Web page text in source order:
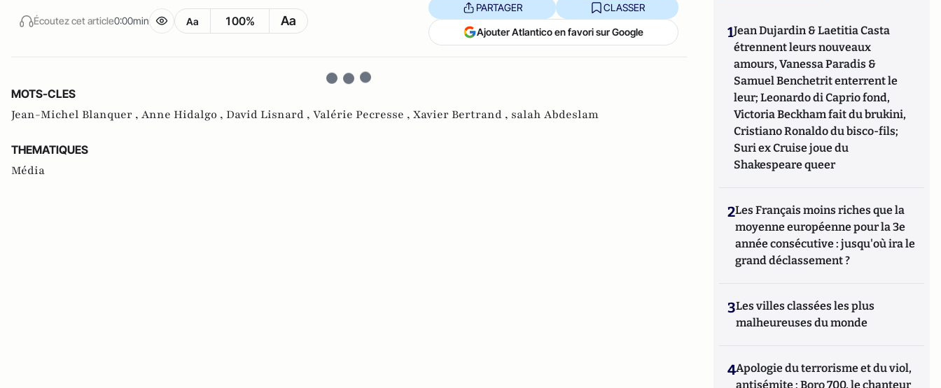
Écoutez cet article0:00min Aa 100% Aa
PARTAGER CLASSER
Ajouter Atlantico en favori sur Google
MOTS-CLES
Jean-Michel Blanquer , Anne Hidalgo , David Lisnard , Valérie Pecresse , Xavier Bertrand , salah Abdeslam
THEMATIQUES
Média
1Jean Dujardin & Laetitia Casta
étrennent leurs nouveaux
amours, Vanessa Paradis &
Samuel Benchetrit enterrent le
leur; Leonardo di Caprio fond,
Victoria Beckham fait du brukini,
Cristiano Ronaldo du bisco-fils;
Suri ex Cruise joue du
Shakespeare queer
2Les Français moins riches que la
moyenne européenne pour la 3e
année consécutive : jusqu'où ira le
grand déclassement ?
3Les villes classées les plus
malheureuses du monde
4Apologie du terrorisme et du viol,
antisémite : Boro 700, le chanteur